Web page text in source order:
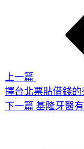
上一篇
擇台北票貼借錢
下
下一篇 基隆牙醫